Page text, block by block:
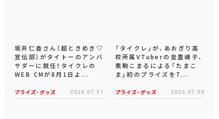
坂井仁香さん（超ときめき♡
宣伝部）がタイトーのアンバ
サダーに就任！タイクレの
WEB CMが8月1日よ...
プライズ・グッズ 2026.07.31
「タイクレ」が、あおぎり高
校所属VTuberの音霊魂子、
栗駒こまるによる「たまこ
ま」初のプライズを7...
プライズ・グッズ 2026.07.09